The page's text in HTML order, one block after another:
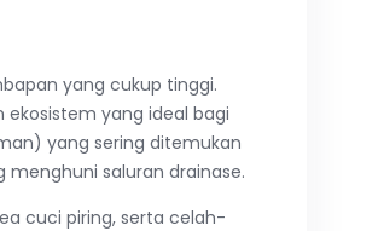
yang cukup tinggi.
yang ideal bagi
yang sering ditemukan
menghuni saluran drainase.
cuci piring, serta celah-